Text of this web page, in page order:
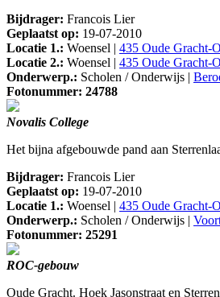
Bijdrager: Francois Lier
Geplaatst op: 19-07-2010
Locatie 1.: Woensel | 435 Oude Gracht-
Locatie 2.: Woensel | 435 Oude Gracht-
Onderwerp.: Scholen / Onderwijs |
Fotonummer: 24788
Novalis College
Het bijna afgebouwde pand aan
Bijdrager: Francois Lier
Geplaatst op: 19-07-2010
Locatie 1.: Woensel | 435 Oude Gracht-
Onderwerp.: Scholen / Onderwijs |
Fotonummer: 25291
ROC-gebouw
Oude Gracht. Hoek Jasonstraat en